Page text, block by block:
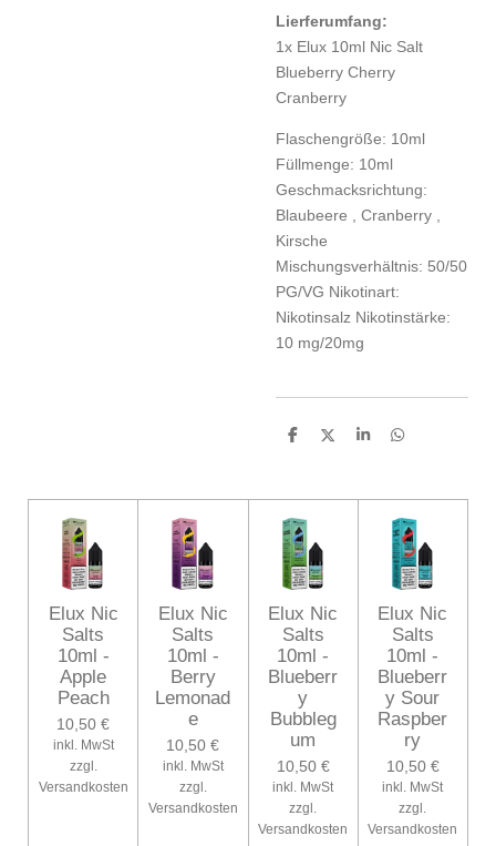
Lierferumfang:
1x Elux 10ml Nic Salt
Blueberry Cherry
Cranberry
Flaschengröße: 10ml
Füllmenge: 10ml
Geschmacksrichtung:
Blaubeere
, Cranberry
Kirsche
Mischungsverhältnis: 50/50
PG/VG Nikotinart:
Nikotinsalz Nikotinstärke:
10 mg/20mg
T
e
n
T
e
T
e
T
e
n
Elux Nic
Salts
10ml -
Apple
Peach
10,50 €
inkl. MwSt
zzgl.
Versandkosten
Elux Nic
Salts
10ml -
Berry
Lemonad
e
10,50 €
inkl. MwSt
zzgl.
Versandkosten
Elux Nic
Salts
10ml -
Blueberr
y
Bubbleg
um
10,50 €
inkl. MwSt
zzgl.
Versandkosten
Elux Nic
Salts
10ml -
Blueberr
y Sour
Raspber
ry
10,50 €
inkl. MwSt
zzgl.
Versandkosten